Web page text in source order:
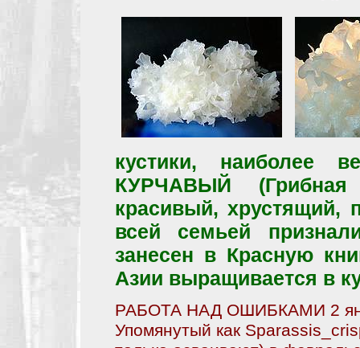
кустики, наиболее
КУРЧАВЫЙ (Грибная
красивый, хрустящий,
всей семьей
занесен в Красную
Азии выращивается в
РАБОТА НАД ОШИБКАМИ 2
Упомянутый как